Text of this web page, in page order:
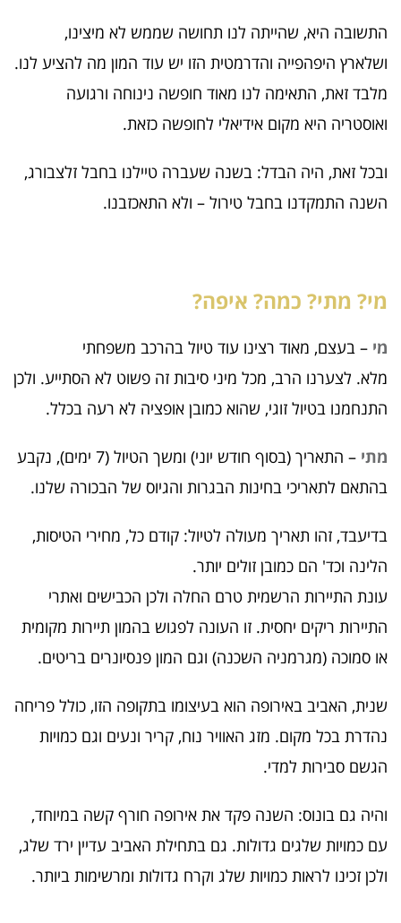
התשובה היא, שהייתה לנו תחושה שממש לא מיצינו,
ושלארץ היפהפייה והדרמטית הזו יש עוד המון מה להציע לנו.
מלבד זאת, התאימה לנו מאוד חופשה נינוחה ורגועה
ואוסטריה היא מקום אידיאלי לחופשה כזאת.
ובכל זאת, היה הבדל: בשנה שעברה טיילנו בחבל זלצבורג,
השנה התמקדנו בחבל טירול – ולא התאכזבנו.
מי? מתי? כמה? איפה?
מי – בעצם, מאוד רצינו עוד טיול בהרכב משפחתי
מלא. לצערנו הרב, מכל מיני סיבות זה פשוט לא הסתייע. ולכן
התנחמנו בטיול זוגי, שהוא כמובן אופציה לא רעה בכלל.
מתי
– התאריך (בסוף חודש יוני) ומשך הטיול (7 ימים), נקבע
בהתאם לתאריכי בחינות הבגרות והגיוס של הבכורה שלנו.
בדיעבד, זהו תאריך מעולה לטיול: קודם כל, מחירי הטיסות,
הלינה וכד' הם כמובן זולים יותר.
עונת התיירות הרשמית טרם החלה ולכן הכבישים ואתרי
התיירות ריקים יחסית. זו העונה לפגוש בהמון תיירות מקומית
או סמוכה (מגרמניה השכנה) וגם המון פנסיונרים בריטים.
שנית, האביב באירופה הוא בעיצומו בתקופה הזו, כולל פריחה
נהדרת בכל מקום. מזג האוויר נוח, קריר ונעים וגם כמויות
הגשם סבירות למדי.
והיה גם בונוס: השנה פקד את אירופה חורף קשה במיוחד,
עם כמויות שלגים גדולות. גם בתחילת האביב עדיין ירד שלג,
ולכן זכינו לראות כמויות שלג וקרח גדולות ומרשימות ביותר.